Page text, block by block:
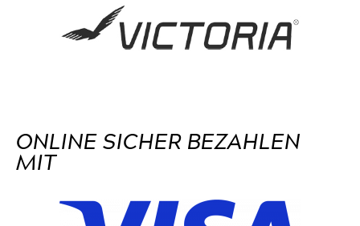
ONLINE SICHER BEZAHLEN
MIT